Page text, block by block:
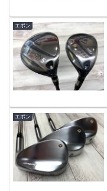
エポン
エポン